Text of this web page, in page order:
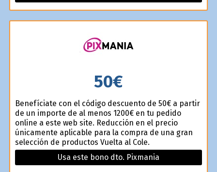
50€
Benefíciate con el código descuento de 50€ a partir
de un importe de al menos 1200€ en tu pedido
online a este web site. Reducción en el precio
únicamente aplicable para la compra de una gran
selección de productos Vuelta al Cole.
Usa este bono dto. Pixmania